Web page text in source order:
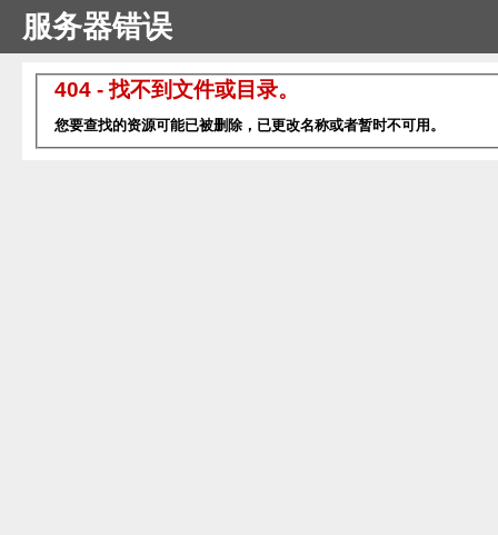
服务器错误
404 - 找不到文件或目录。
您要查找的资源可能已被删除，已更改名称或者暂时不可用。